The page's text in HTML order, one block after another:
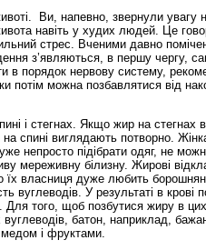
Ви, напевно, звернули увагу
навіть у худих людей. Це
стрес. Вченими давно
з’являються, в першу чергу,
в порядок нервову систему,
потім можна позбавлятися від
і стегнах. Якщо жир на стегнах
спині виглядають потворно.
непросто підібрати одяг, не
мереживну білизну. Жирові
їх власниця дуже любить
вуглеводів. У результаті в крові
Для того, щоб позбутися жиру в
батон, наприклад,
і фруктами.